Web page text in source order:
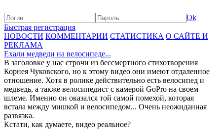
Ok
Быстрая регистрация
НОВОСТИ КОММЕНТАРИИ СТАТИСТИКА О САЙТЕ И
РЕКЛАМА
Ехали медведи на велосипеде...
В заголовке у нас строчи из бессмертного стихотворения
Корнея Чуковского, но к этому видео они имеют отдаленное
отношение. Хотя в ролике действительно есть велосипед и
медведь, а также велосипедист с камерой GoPro на своем
шлеме. Именно он оказался той самой помехой, которая
встала между мишкой и велосипедом... Очень неожиданная
развязка.
Кстати, как думаете, видео реальное?